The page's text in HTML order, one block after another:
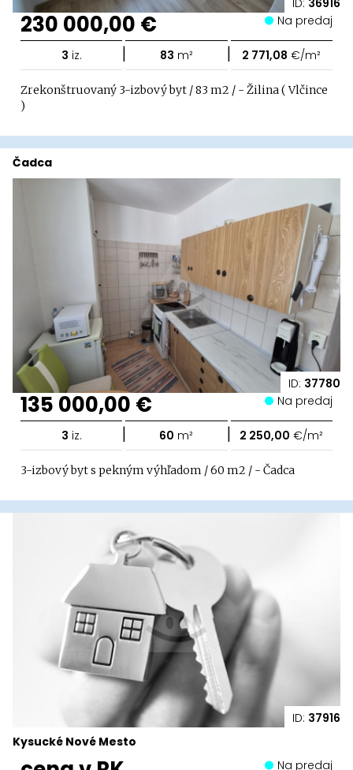
ID: 36916
230 000,00 € Na predaj
3 iz. | 83 m² | 2 771,08 €/m²
Zrekonštruovaný 3-izbový byt / 83 m2 / - Žilina ( Vlčince
)
ID: 37780
Čadca
135 000,00 € Na predaj
3 iz. | 60 m² | 2 250,00 €/m²
3-izbový byt s pekným výhľadom / 60 m2 / - Čadca
ID: 37916
Kysucké Nové Mesto
Na predaj